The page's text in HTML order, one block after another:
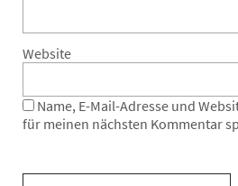
Website
Name, E-Mail-Adresse und
für meinen nächsten Kommentar